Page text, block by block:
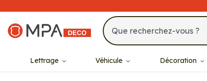
MPA Déco
Lettrage Véhicule Décoration